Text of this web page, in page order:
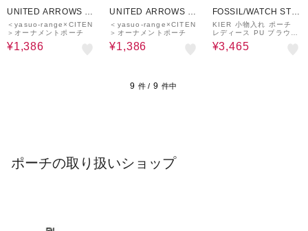
UNITED ARROWS O
UTLET
＜yasuo-range×CITEN
＞オーナメントポーチ
¥1,386
UNITED ARROWS O
UTLET
＜yasuo-range×CITEN
＞オーナメントポーチ
¥1,386
FOSSIL/WATCH STAT
ION INTERNATIONAL
KIER 小物入れ ポーチ
レディース PU ブラウン
SLG1522558
¥3,465
9 件 / 9 件中
ポーチの取り扱いショップ